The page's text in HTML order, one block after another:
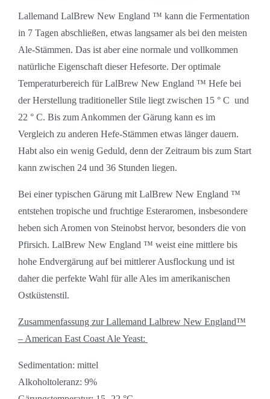
Lallemand LalBrew New England ™ kann die Fermentation
in 7 Tagen abschließen, etwas langsamer als bei den meisten
Ale-Stämmen. Das ist aber eine normale und vollkommen
natürliche Eigenschaft dieser Hefesorte. Der optimale
Temperaturbereich für LalBrew New England ™ Hefe bei
der Herstellung traditioneller Stile liegt zwischen 15 ° C und
22 ° C. Bis zum Ankommen der Gärung kann es im
Vergleich zu anderen Hefe-Stämmen etwas länger dauern.
Habt also ein wenig Geduld, denn der Zeitraum bis zum Start
kann zwischen 24 und 36 Stunden liegen.
Bei einer typischen Gärung mit LalBrew New England ™
entstehen tropische und fruchtige Esteraromen, insbesondere
heben sich Aromen von Steinobst hervor, besonders die von
Pfirsich. LalBrew New England ™ weist eine mittlere bis
hohe Endvergärung auf bei mittlerer Ausflockung und ist
daher die perfekte Wahl für alle Ales im amerikanischen
Ostküstenstil.
Zusammenfassung zur Lallemand Lalbrew New England™
– American East Coast Ale Yeast:
Sedimentation: mittel
Alkoholtoleranz: 9%